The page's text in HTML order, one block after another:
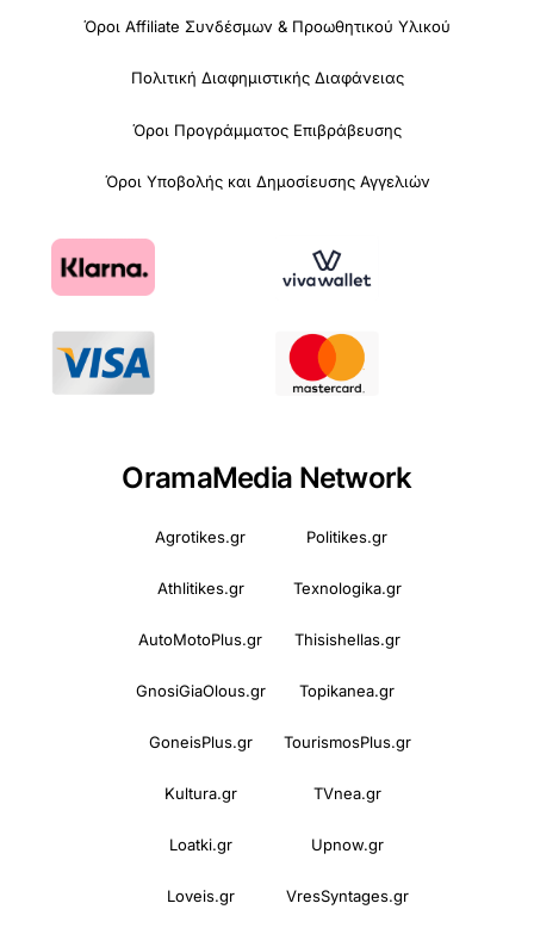
Όροι Affiliate Συνδέσμων & Προωθητικού Υλικού
Πολιτική Διαφημιστικής Διαφάνειας
Όροι Προγράμματος Επιβράβευσης
Όροι Υποβολής και Δημοσίευσης Αγγελιών
OramaMedia Network
Agrotikes.gr Politikes.gr
Athlitikes.gr Texnologika.gr
AutoMotoPlus.gr Thisishellas.gr
GnosiGiaOlous.gr Topikanea.gr
GoneisPlus.gr TourismosPlus.gr
Kultura.gr TVnea.gr
Loatki.gr Upnow.gr
Loveis.gr VresSyntages.gr